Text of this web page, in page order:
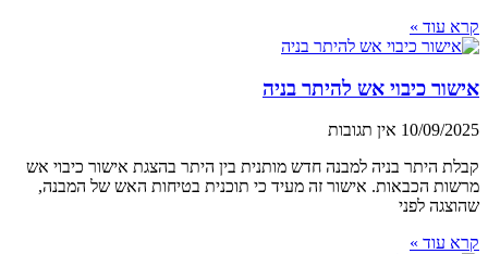
קרא עוד »
אישור כיבוי אש להיתר בניה
10/09/2025 אין תגובות
קבלת היתר בניה למבנה חדש מותנית בין היתר בהצגת אישור כיבוי אש
מרשות הכבאות. אישור זה מעיד כי תוכנית בטיחות האש של המבנה,
שהוצגה לפני
קרא עוד »